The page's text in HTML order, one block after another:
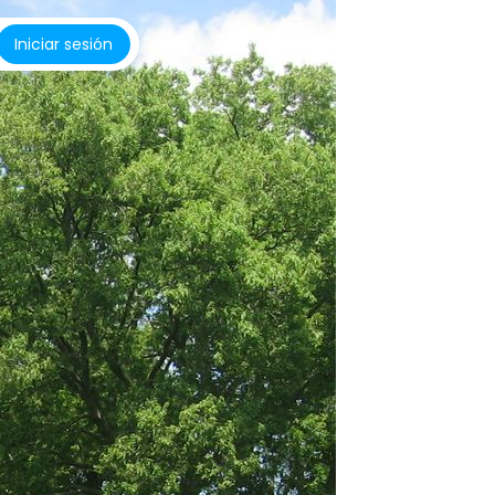
Iniciar sesión